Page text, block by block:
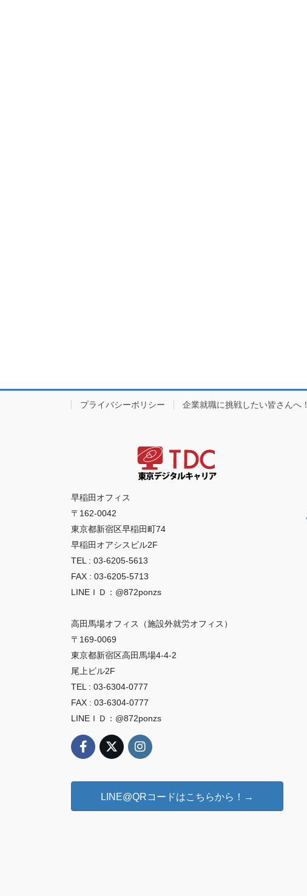
プライバシーポリシー 企業就職に挑戦したい皆さんへ！
早稲田オフィス
〒162-0042
東京都新宿区早稲田町74
早稲田オアシスビル2F
TEL : 03-6205-5613
FAX : 03-6205-5713
LINEＩＤ：@872ponzs
高田馬場オフィス（施設外就労オフィス）
〒169-0069
東京都新宿区高田馬場4-4-2
尾上ビル2F
TEL : 03-6304-0777
FAX : 03-6304-0777
LINEＩＤ：@872ponzs
LINE@QRコードはこちらから！→